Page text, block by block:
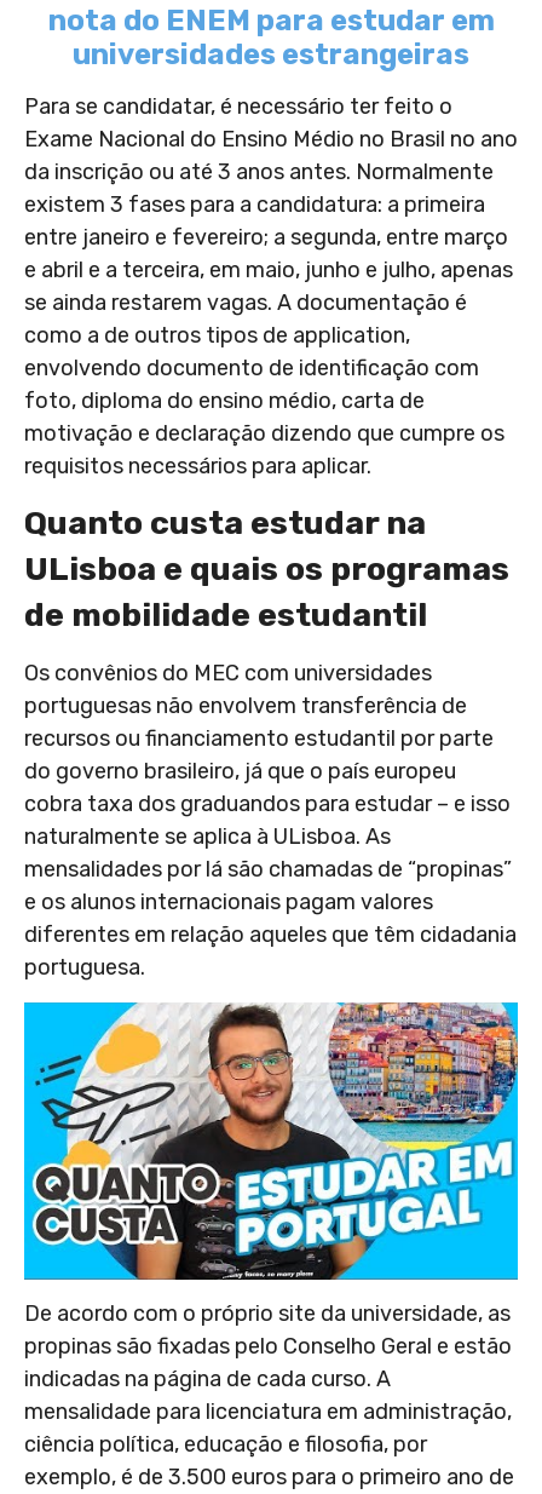
nota do ENEM para estudar em
universidades estrangeiras
Para se candidatar, é necessário ter feito o
Exame Nacional do Ensino Médio no Brasil no ano
da inscrição ou até 3 anos antes. Normalmente
existem 3 fases para a candidatura: a primeira
entre janeiro e fevereiro; a segunda, entre março
e abril e a terceira, em maio, junho e julho, apenas
se ainda restarem vagas. A documentação é
como a de outros tipos de application,
envolvendo documento de identificação com
foto, diploma do ensino médio, carta de
motivação e declaração dizendo que cumpre os
requisitos necessários para aplicar.
Quanto custa estudar na
ULisboa e quais os programas
de mobilidade estudantil
Os convênios do MEC com universidades
portuguesas não envolvem transferência de
recursos ou financiamento estudantil por parte
do governo brasileiro, já que o país europeu
cobra taxa dos graduandos para estudar – e isso
naturalmente se aplica à ULisboa. As
mensalidades por lá são chamadas de “propinas”
e os alunos internacionais pagam valores
diferentes em relação aqueles que têm cidadania
portuguesa.
De acordo com o próprio site da universidade, as
propinas são fixadas pelo Conselho Geral e estão
indicadas na página de cada curso. A
mensalidade para licenciatura em administração,
ciência política, educação e filosofia, por
exemplo, é de 3.500 euros para o primeiro ano de